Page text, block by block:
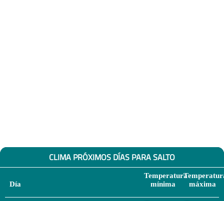
CLIMA PRÓXIMOS DÍAS PARA SALTO
Día
Temperatura
mínima
máxima